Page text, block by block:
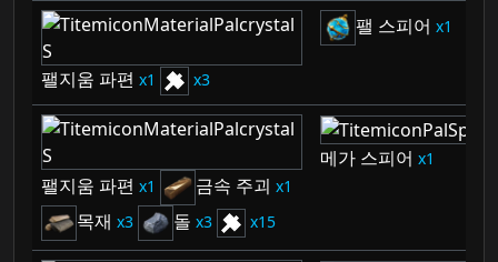
팰지움 파편 1 3
팰 스피어 1
팰지움 파편 1 금속 주괴 1
목재 3 돌 3 15
메가 스피어 1